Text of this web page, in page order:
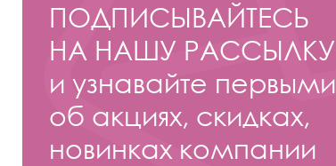
ПОДПИСЫВАЙТЕСЬ
НА НАШУ РАССЫЛКУ
и узнавайте первыми
об акциях, скидках,
новинках компании